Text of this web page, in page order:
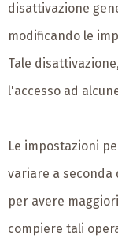
disattivazione
modificando le
Tale
l'accesso ad
Le impostazioni
variare a
per avere
compiere tali